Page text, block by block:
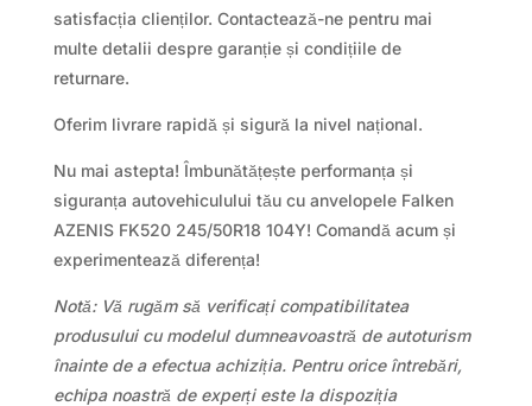
satisfacția clienților. Contactează-ne pentru mai
multe detalii despre garanție și condițiile de
returnare.
Oferim livrare rapidă și sigură la nivel național.
Nu mai astepta! Îmbunătățește performanța și
siguranța autovehiculului tău cu anvelopele Falken
AZENIS FK520 245/50R18 104Y! Comandă acum și
experimentează diferența!
Notă: Vă rugăm să verificați compatibilitatea
produsului cu modelul dumneavoastră de autoturism
înainte de a efectua achiziția. Pentru orice întrebări,
echipa noastră de experți este la dispoziția